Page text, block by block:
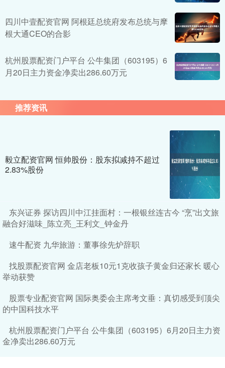
四川中壹配资官网 阿根廷总统府发布总统与摩
根大通CEO的合影
杭州股票配资门户平台 公牛集团（603195）6
月20日主力资金净卖出286.60万元
推荐资讯
毅立配资官网 恒帅股份：股东拟减持不超过
2.83%股份
东兴证券 探访四川中江挂面村：一根银丝连古今 “烹”出文旅
融合好滋味_陈立亮_王利文_钟金丹
速牛配资 九华旅游：董事徐先炉辞职
找股票配资官网 金店老板10元1克收孩子黄金归还家长 暖心
举动获赞
股票专业配资官网 国际奥委会主席考文垂：真切感受到顶尖
的中国科技水平
杭州股票配资门户平台 公牛集团（603195）6月20日主力资
金净卖出286.60万元